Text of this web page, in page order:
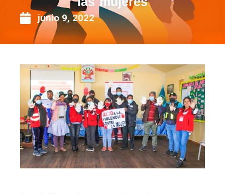
junio 9, 2022